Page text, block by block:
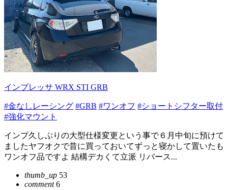
インプレッサ WRX STI GRB
#金なしレーシング #GRB #ワンオフ #ショートシフター取付
#強化マウント
インプ久しぶりの大型仕様変更という事で６月中旬に預けて
ましたヤフオクで昔に買っておいてずっと寝かして置いたも
ワンオフ品ですよ 結構デカくて立派 リバース...
thumb_up 53
comment6